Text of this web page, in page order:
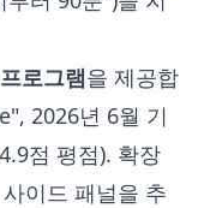
로그램을 제공합
2026년 6월 기
점 평점). 확장
이드 패널을 추